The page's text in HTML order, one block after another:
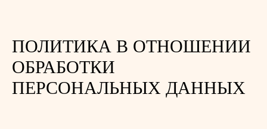
ПОЛИТИКА В ОТНОШЕНИИ
ОБРАБОТКИ
ПЕРСОНАЛЬНЫХ ДАННЫХ